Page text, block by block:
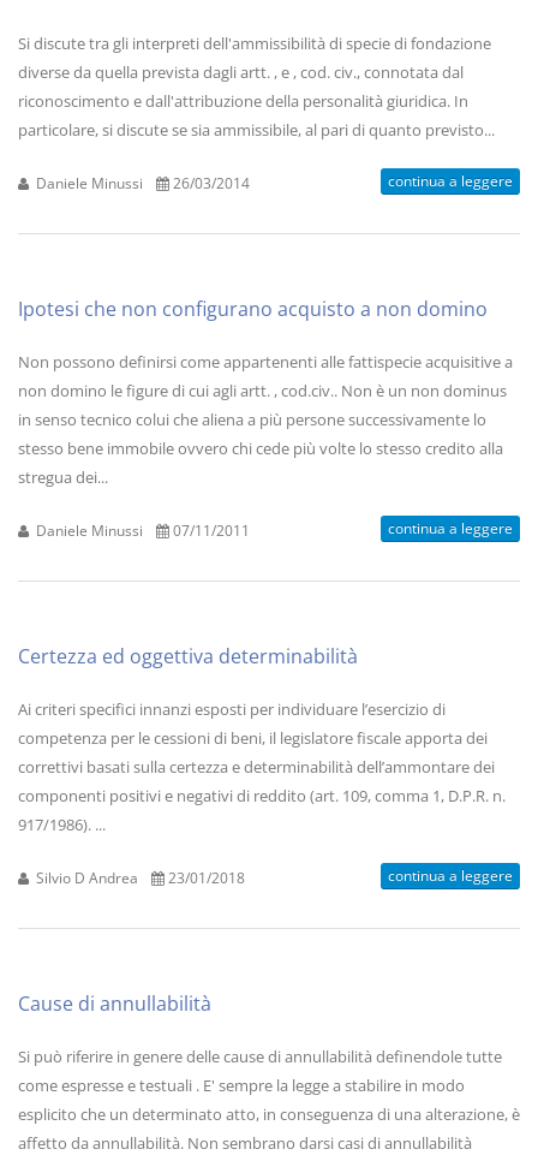
Si discute tra gli interpreti dell'ammissibilità di specie di fondazione
diverse da quella prevista dagli artt. , e , cod. civ., connotata dal
riconoscimento e dall'attribuzione della personalità giuridica. In
particolare, si discute se sia ammissibile, al pari di quanto previsto...
Daniele Minussi 26/03/2014 continua a leggere
Ipotesi che non configurano acquisto a non domino
Non possono definirsi come appartenenti alle fattispecie acquisitive a
non domino le figure di cui agli artt. , cod.civ.. Non è un non dominus
in senso tecnico colui che aliena a più persone successivamente lo
stesso bene immobile ovvero chi cede più volte lo stesso credito alla
stregua dei...
Daniele Minussi 07/11/2011 continua a leggere
Certezza ed oggettiva determinabilità
Ai criteri specifici innanzi esposti per individuare l’esercizio di
competenza per le cessioni di beni, il legislatore fiscale apporta dei
correttivi basati sulla certezza e determinabilità dell’ammontare dei
componenti positivi e negativi di reddito (art. 109, comma 1, D.P.R. n.
917/1986). ...
Silvio D Andrea 23/01/2018 continua a leggere
Cause di annullabilità
Si può riferire in genere delle cause di annullabilità definendole tutte
come espresse e testuali . E' sempre la legge a stabilire in modo
esplicito che un determinato atto, in conseguenza di una alterazione, è
affetto da annullabilità. Non sembrano darsi casi di annullabilità